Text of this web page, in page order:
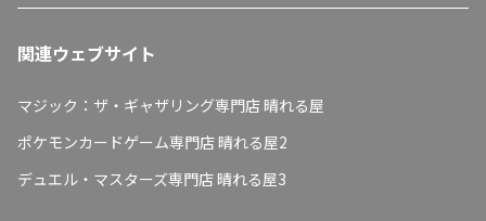
関連ウェブサイト
マジック：ザ・ギャザリング専門店 晴れる屋
ポケモンカードゲーム専門店 晴れる屋2
デュエル・マスターズ専門店 晴れる屋3